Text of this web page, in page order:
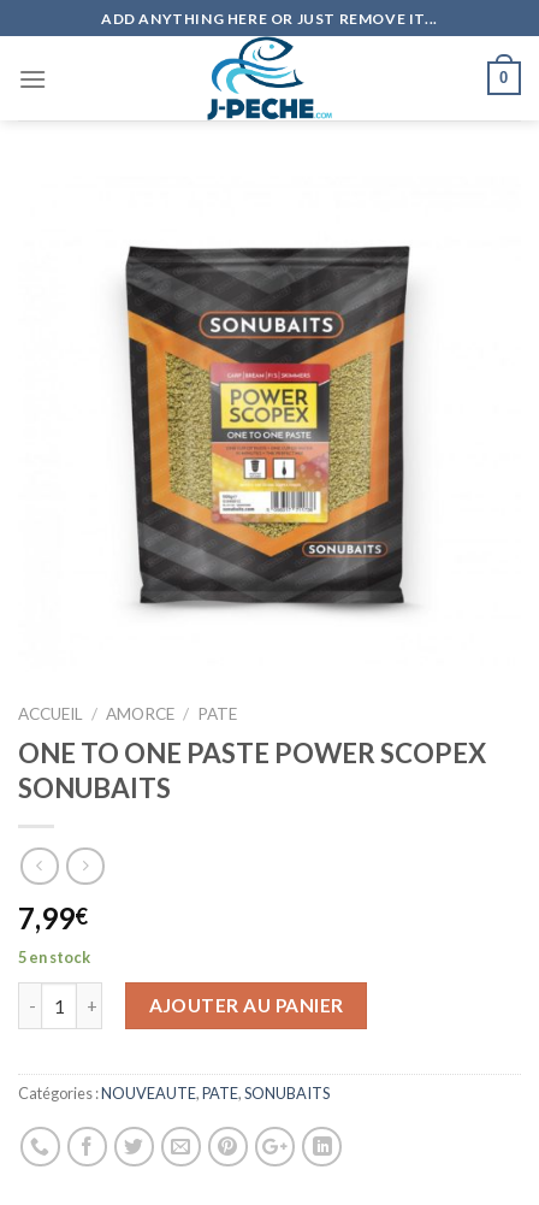
to
content
ADD ANYTHING HERE OR JUST REMOVE IT...
0
ACCUEIL / AMORCE / PATE
ONE TO ONE PASTE POWER SCOPEX
SONUBAITS
7,99€
5 en stock
AJOUTER AU PANIER
Catégories :NOUVEAUTE,PATE,SONUBAITS